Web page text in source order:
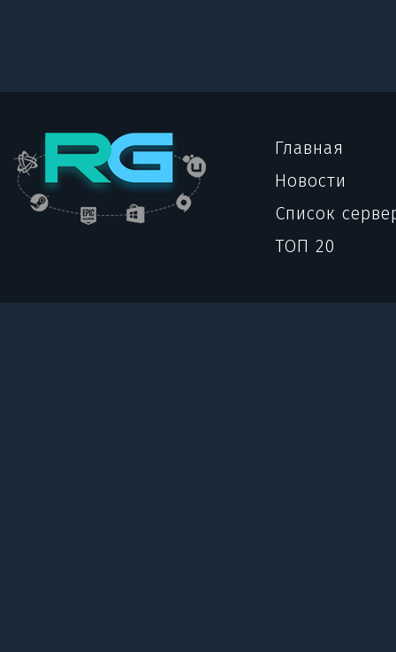
Главная
Новости
Список
ТОП 20